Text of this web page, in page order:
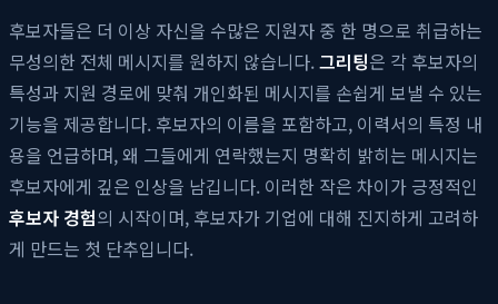
후보자들은 더 이상 자신을 수많은 지원자 중 한 명으로 취급하는
무성의한 전체 메시지를 원하지 않습니다.그리팅은 각 후보자의
특성과 지원 경로에 맞춰 개인화된 메시지를 손쉽게 보낼 수 있는
기능을 제공합니다. 후보자의 이름을 포함하고, 이력서의 특정 내
용을 언급하며, 왜 그들에게 연락했는지 명확히 밝히는 메시지는
후보자에게 깊은 인상을 남깁니다. 이러한 작은 차이가 긍정적인
후보자 경험의 시작이며, 후보자가 기업에 대해 진지하게 고려하
게 만드는 첫 단추입니다.